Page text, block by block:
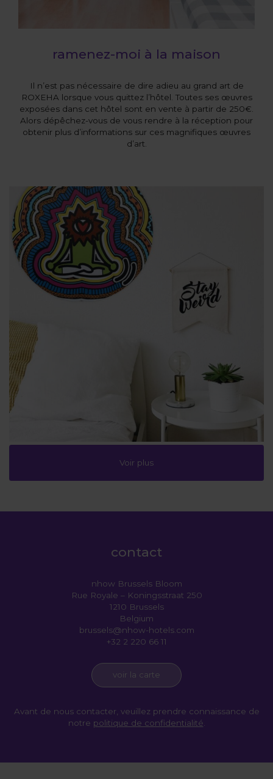
ramenez-moi à la maison
Il n’est pas nécessaire de dire adieu au grand art de
ROXEHA lorsque vous quittez l’hôtel. Toutes ses œuvres
exposées dans cet hôtel sont en vente à partir de 250€.
Alors dépêchez-vous de vous rendre à la réception pour
obtenir plus d’informations sur ces magnifiques œuvres
d’art.
Voir plus
contact
nhow Brussels Bloom
Rue Royale – Koningsstraat 250
1210 Brussels
Belgium
brussels@nhow-hotels.com
+32 2 220 66 11
voir la carte
Avant de nous contacter, veuillez prendre connaissance de
notre politique de confidentialité